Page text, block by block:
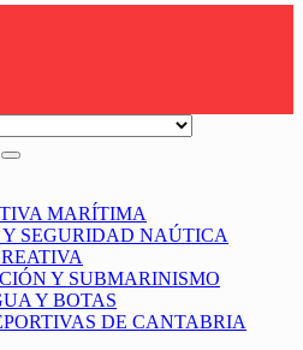
MARÍTIMA
SEGURIDAD NAÚTICA
Y SUBMARINISMO
Y BOTAS
DE CANTABRIA